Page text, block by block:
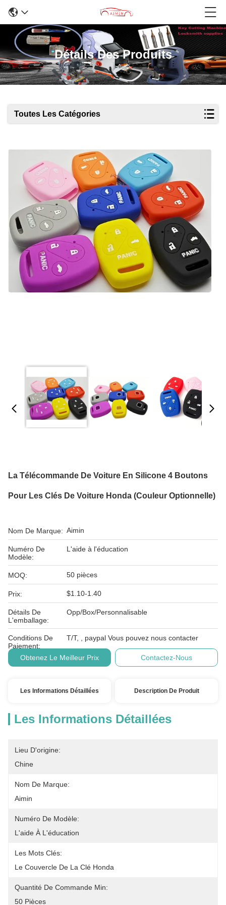
Détails Des Produits
Toutes Les Catégories
La Télécommande De Voiture En Silicone 4 Boutons
Pour Les Clés De Voiture Honda (couleur Optionnelle)
Nom De Marque: Aimin
Numéro De
Modèle:
L'aide à l'éducation
MOQ: 50 pièces
Prix: $1.10-1.40
Détails De
L'emballage:
Opp/Box/Personnalisable
Conditions De
Paiement:
T/T, , paypal Vous pouvez nous contacter
Obtenez Le Meilleur Prix Contactez-Nous
Les Informations Détaillées Description De Produit
Les Informations Détaillées
Lieu D'origine:
Chine
Nom De Marque:
Aimin
Numéro De Modèle:
L'aide À L'éducation
Les Mots Clés:
Le Couvercle De La Clé Honda
Quantité De Commande Min:
50 Pièces